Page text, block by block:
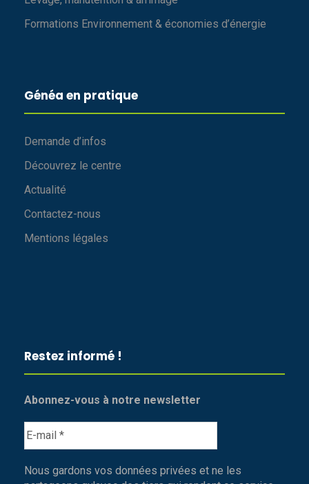
Formations Environnement & économies d’énergie
Généa en pratique
Demande d’infos
Découvrez le centre
Actualité
Contactez-nous
Mentions légales
Restez informé !
Abonnez-vous à notre newsletter
Nous gardons vos données privées et ne les